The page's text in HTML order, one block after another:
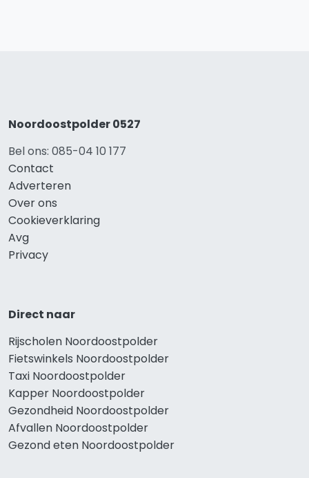
Noordoostpolder 0527
Bel ons: 085-04 10 177
Contact
Adverteren
Over ons
Cookieverklaring
Avg
Privacy
Direct naar
Rijscholen Noordoostpolder
Fietswinkels Noordoostpolder
Taxi Noordoostpolder
Kapper Noordoostpolder
Gezondheid Noordoostpolder
Afvallen Noordoostpolder
Gezond eten Noordoostpolder